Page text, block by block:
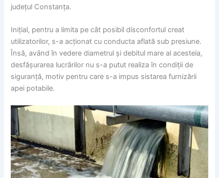
județul Constanța.
Inițial, pentru a limita pe cât posibil disconfortul creat
utilizatorilor, s-a acționat cu conducta aflată sub presiune.
Însă, având în vedere diametrul și debitul mare al acesteia,
desfășurarea lucrărilor nu s-a putut realiza în condiții de
siguranță, motiv pentru care s-a impus sistarea furnizării
apei potabile.